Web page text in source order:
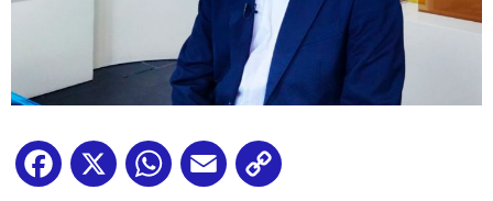
Facebook
X WhatsApp
Email